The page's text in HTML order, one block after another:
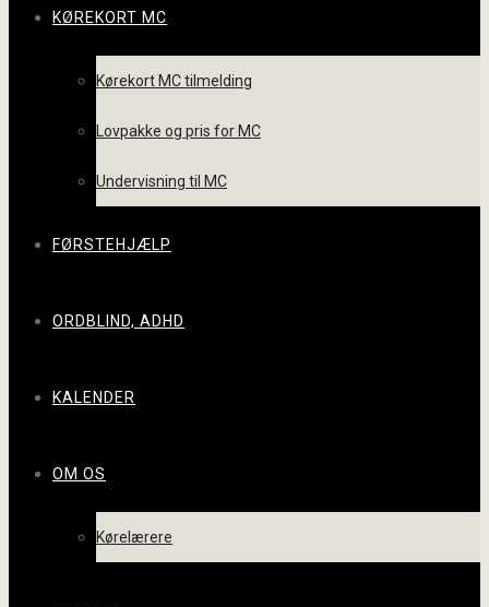
KØREKORT MC
Kørekort MC tilmelding
Lovpakke og pris for MC
Undervisning til MC
FØRSTEHJÆLP
ORDBLIND, ADHD
KALENDER
OM OS
Kørelærere